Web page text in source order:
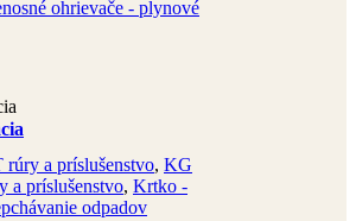
ohrievače - plynové
rúry a príslušenstvo, KG
a príslušenstvo, Krtko -
odpadov